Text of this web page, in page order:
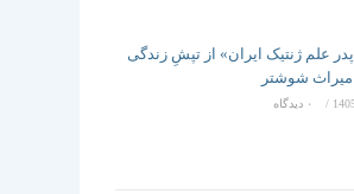
علم ژنتیک ایران» از تپشِ زندگی
شوشتر
/ ۰ دیدگاه